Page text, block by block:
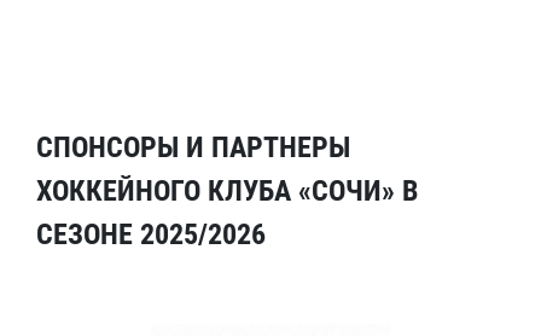
СПОНСОРЫ И ПАРТНЕРЫ
ХОККЕЙНОГО КЛУБА «СОЧИ» В
СЕЗОНЕ 2025/2026